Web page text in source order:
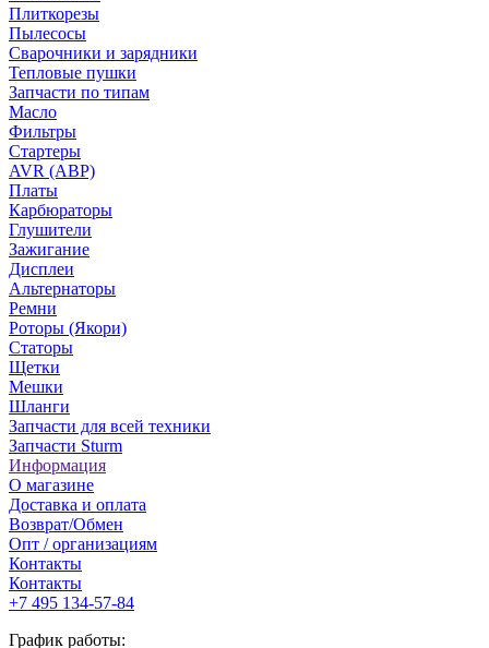
Плиткорезы
Пылесосы
Сварочники и зарядники
Тепловые пушки
Запчасти по типам
Масло
Фильтры
Стартеры
AVR (АВР)
Платы
Карбюраторы
Глушители
Зажигание
Дисплеи
Альтернаторы
Ремни
Роторы (Якори)
Статоры
Щетки
Мешки
Шланги
Запчасти для всей техники
Запчасти Sturm
Информация
О магазине
Доставка и оплата
Возврат/Обмен
Опт / организациям
Контакты
Контакты
+7 495 134-57-84
График работы: